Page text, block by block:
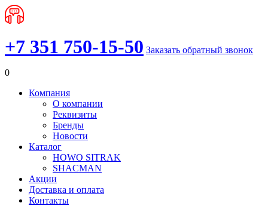
+7 351 750-15-50 Заказать обратный звонок
0
Компания
О компании
Реквизиты
Бренды
Новости
Каталог
HOWO SITRAK
SHACMAN
Акции
Доставка и оплата
Контакты